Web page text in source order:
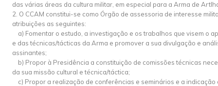
das várias áreas da cultura militar, em especial para a Arma de
2. O CCAM constitui-se como Órgão de assessoria de interesse
atribuições as seguintes:
a) Fomentar o estudo, a investigação e os trabalhos que visem o
e das técnicas/tácticas da Arma e promover a sua divulgação e
assinantes;
b) Propor à Presidência a constituição de comissões técnicas
da sua missão cultural e técnica/táctica;
c) Propor a realização de conferências e seminários e a indicação